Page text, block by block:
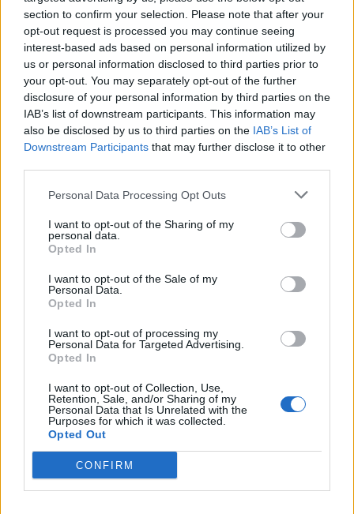
section to confirm your selection. Please note that after your
opt-out request is processed you may continue seeing
interest-based ads based on personal information utilized by
us or personal information disclosed to third parties prior to
your opt-out. You may separately opt-out of the further
disclosure of your personal information by third parties on the
IAB’s list of downstream participants. This information may
also be disclosed by us to third parties on the IAB’s List of
Downstream Participants that may further disclose it to other
Personal Data Processing Opt Outs
I want to opt-out of the Sharing of my
personal data.
Opted In
I want to opt-out of the Sale of my
Personal Data.
Opted In
I want to opt-out of processing my
Personal Data for Targeted Advertising.
Opted In
I want to opt-out of Collection, Use,
Retention, Sale, and/or Sharing of my
Personal Data that Is Unrelated with the
Purposes for which it was collected.
Opted Out
CONFIRM
2026. augusztus 08., szombat
„A legerősebb garancia” –
Tisza Párt